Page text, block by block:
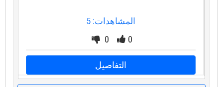
المشاهدات: 5
0
0
التفاصيل